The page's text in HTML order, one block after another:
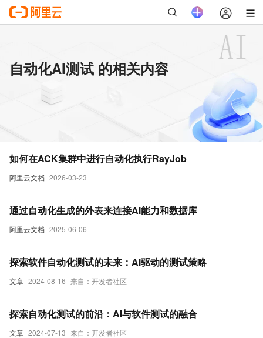
自动化AI测试 的相关内容
阿里云文档 2026-03-23
如何在ACK集群中进行自动化执行RayJob
阿里云文档 2025-06-06
通过自动化生成的外表来连接AI能力和数据库
文章 2024-08-16 来自：开发者社区
探索软件自动化测试的未来：AI驱动的测试策略
文章 2024-07-13 来自：开发者社区
探索自动化测试的前沿：AI与软件测试的融合